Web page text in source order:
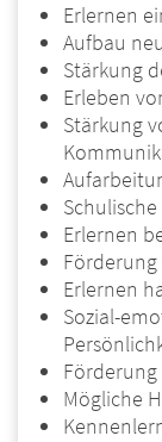
Erlernen
Aufbau
Stärkung
Erleben
Stärkung
Erlernen
Erlernen
Sozial-
Förderung
Mögliche